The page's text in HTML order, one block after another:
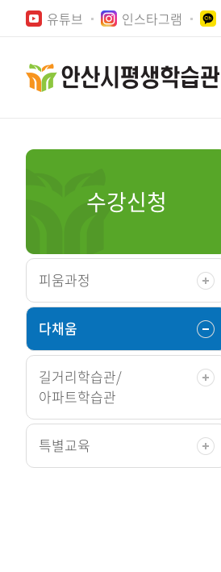
바로가기
주메뉴
바로가기
유튜브 인스타그램
수강신청
피움과정
다채움
길거리학습관/
아파트학습관
특별교육